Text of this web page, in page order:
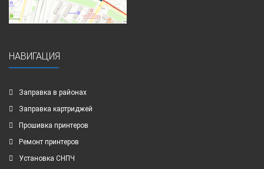
НАВИГАЦИЯ
Заправка в районах
Заправка картриджей
Прошивка принтеров
Ремонт принтеров
Установка СНПЧ